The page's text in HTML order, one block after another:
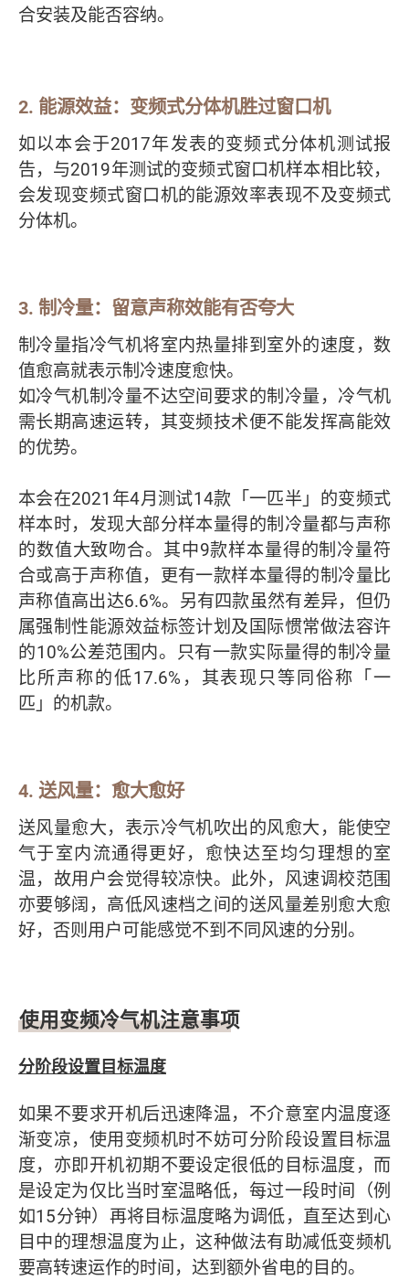
合安装及能否容纳。
2. 能源效益：变频式分体机胜过窗口机
如以本会于2017年发表的变频式分体机测试报
告，与2019年测试的变频式窗口机样本相比较，
会发现变频式窗口机的能源效率表现不及变频式
分体机。
3. 制冷量：留意声称效能有否夸大
制冷量指冷气机将室内热量排到室外的速度，数
值愈高就表示制冷速度愈快。
如冷气机制冷量不达空间要求的制冷量，冷气机
需长期高速运转，其变频技术便不能发挥高能效
的优势。
本会在2021年4月测试14款「一匹半」的变频式
样本时，发现大部分样本量得的制冷量都与声称
的数值大致吻合。其中9款样本量得的制冷量符
合或高于声称值，更有一款样本量得的制冷量比
声称值高出达6.6%。另有四款虽然有差异，但仍
属强制性能源效益标签计划及国际惯常做法容许
的10%公差范围内。只有一款实际量得的制冷量
比所声称的低17.6%，其表现只等同俗称「一
匹」的机款。
4. 送风量：愈大愈好
送风量愈大，表示冷气机吹出的风愈大，能使空
气于室内流通得更好，愈快达至均匀理想的室
温，故用户会觉得较凉快。此外，风速调校范围
亦要够阔，高低风速档之间的送风量差别愈大愈
好，否则用户可能感觉不到不同风速的分别。
使用变频冷气机注意事项
分阶段设置目标温度
如果不要求开机后迅速降温，不介意室内温度逐
渐变凉，使用变频机时不妨可分阶段设置目标温
度，亦即开机初期不要设定很低的目标温度，而
是设定为仅比当时室温略低，每过一段时间（例
如15分钟）再将目标温度略为调低，直至达到心
目中的理想温度为止，这种做法有助减低变频机
要高转速运作的时间，达到额外省电的目的。